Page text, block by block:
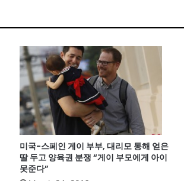
미국-스페인 게이 부부, 대리모 통해 얻은
딸 두고 양육권 분쟁 “게이 부모에게 아이
못준다”